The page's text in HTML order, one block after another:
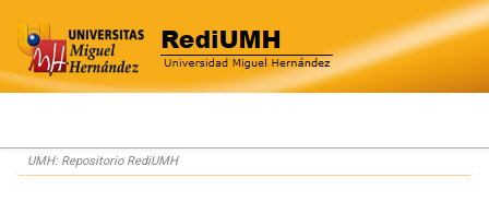
Skip
navigation
UMH: Repositorio RediUMH